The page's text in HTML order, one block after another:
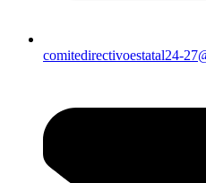
comitedirectivoestatal24-